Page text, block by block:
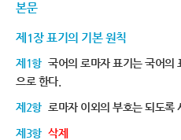
본문
제1장 표기의 기본 원칙
제1항 국어의 로마자 표기는 국어의
으로 한다.
제2항 로마자 이외의 부호는 되도록
제3항 삭제